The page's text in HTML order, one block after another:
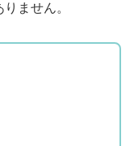
ません。